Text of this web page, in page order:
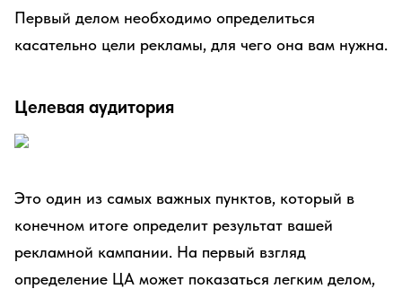
Первый делом необходимо определиться
касательно цели рекламы, для чего она вам нужна.
Целевая аудитория
Это один из самых важных пунктов, который в
конечном итоге определит результат вашей
рекламной кампании. На первый взгляд
определение ЦА может показаться легким делом,